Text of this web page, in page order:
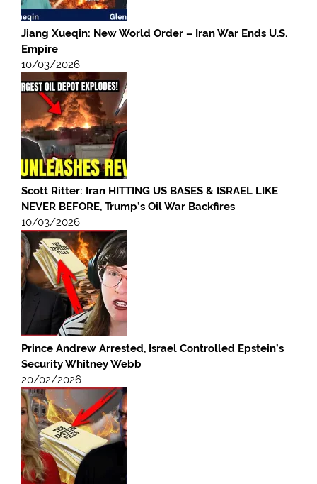
Jiang Xueqin: New World Order – Iran War Ends U.S.
Empire
10/03/2026
Scott Ritter: Iran HITTING US BASES & ISRAEL LIKE
NEVER BEFORE, Trump’s Oil War Backfires
10/03/2026
Prince Andrew Arrested, Israel Controlled Epstein’s
Security Whitney Webb
20/02/2026